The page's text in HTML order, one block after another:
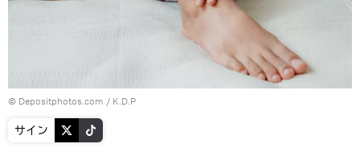
© Depositphotos.com / K.D.P
サイン